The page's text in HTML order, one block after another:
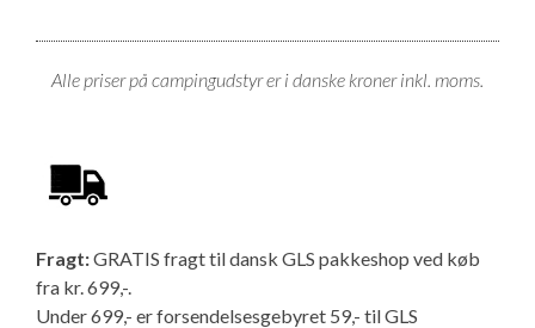
Alle priser på campingudstyr er i danske kroner inkl. moms.
Fragt:GRATIS fragt til dansk GLS pakkeshop ved køb
fra kr. 699,-.
Under 699,- er forsendelsesgebyret 59,- til GLS